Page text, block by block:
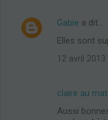
C
Gabie a dit…
Elles sont
12 avril 2013
claire au
Aussi